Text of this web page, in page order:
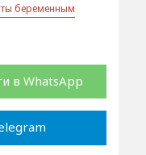
беременным
в WhatsApp